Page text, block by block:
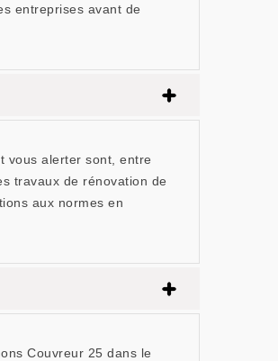
entreprises avant de
vous alerter sont, entre
travaux de rénovation de
aux normes en
Couvreur 25 dans le